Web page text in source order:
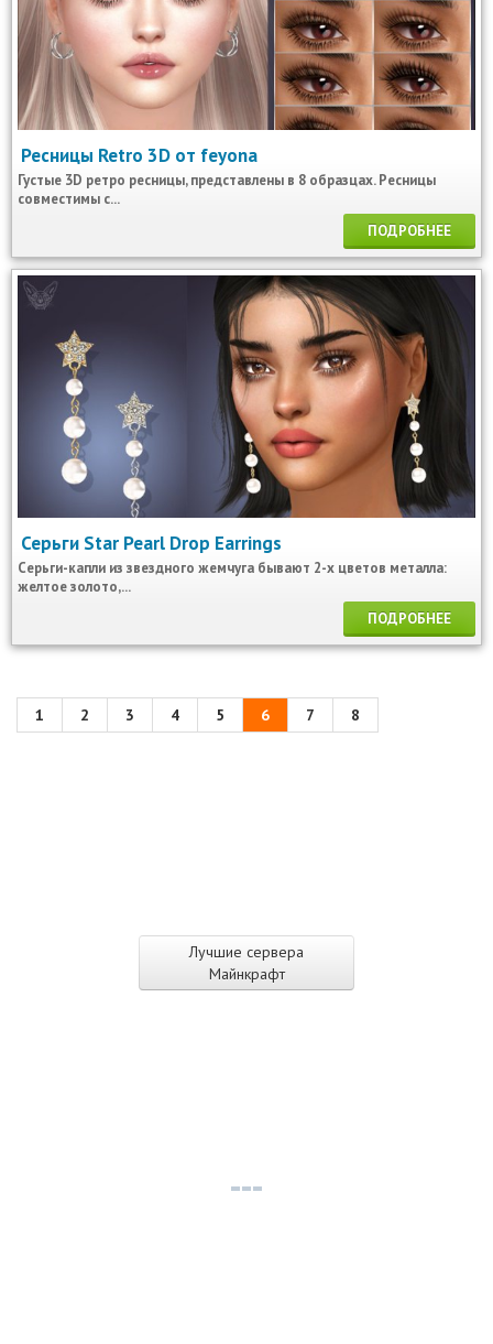
Лучшие сервера
Майнкрафт
Ресницы Retro 3D от feyona
Густые 3D ретро ресницы, представлены в 8 образцах. Ресницы
совместимы с...
ПОДРОБНЕЕ
Серьги Star Pearl Drop Earrings
Серьги-капли из звездного жемчуга бывают 2-х цветов металла:
желтое золото,...
ПОДРОБНЕЕ
1 2 3 4 5 6 7 8